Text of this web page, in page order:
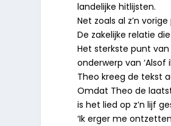
landelijke hitlijsten.
Net zoals al z’n
De zakelijke relatie
Het sterkste punt
onderwerp van ‘Alsof
Theo kreeg de tekst
Omdat Theo de
is het lied op z’n lijf
‘Ik erger me